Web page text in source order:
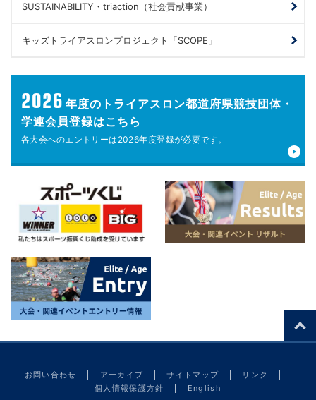
SUSTAINABILITY・triaction（社会貢献事業）
キッズトライアスロンプロジェクト「SCOPE」
2026 年度の トライアスロン都道府県競技団体・
学連会員登録はこちら
各大会へのエントリーは 2026年度登録が必要です。
お問い合わせ アーカイブ サイトマップ
リンク
個人情報保護方針
English